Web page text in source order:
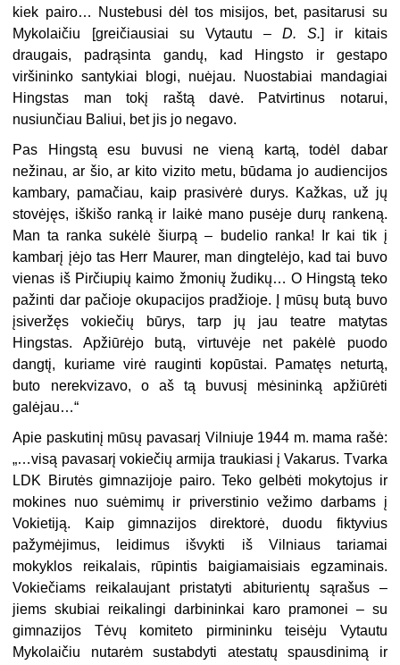
kiek pairo… Nustebusi dėl tos misijos, bet, pasitarusi su
Mykolaičiu [greičiausiai su Vytautu –D. S. ] ir kitais
draugais, padrąsinta gandų, kad Hingsto ir gestapo
viršininko santykiai blogi, nuėjau. Nuostabiai mandagiai
Hingstas man tokį raštą davė. Patvirtinus notarui,
nusiunčiau Baliui, bet jis jo negavo.
Pas Hingstą esu buvusi ne vieną kartą, todėl dabar
nežinau, ar šio, ar kito vizito metu, būdama jo audiencijos
kambary, pamačiau, kaip prasivėrė durys. Kažkas, už jų
stovėjęs, iškišo ranką ir laikė mano pusėje durų rankeną.
Man ta ranka sukėlė šiurpą – budelio ranka! Ir kai tik į
kambarį įėjo tas Herr Maurer, man dingtelėjo, kad tai buvo
vienas iš Pirčiupių kaimo žmonių žudikų… O Hingstą teko
pažinti dar pačioje okupacijos pradžioje. Į mūsų butą buvo
įsiveržęs vokiečių būrys, tarp jų jau teatre matytas
Hingstas. Apžiūrėjo butą, virtuvėje net pakėlė puodo
dangtį, kuriame virė rauginti kopūstai. Pamatęs neturtą,
buto nerekvizavo, o aš tą buvusį mėsininką apžiūrėti
galėjau…“
Apie paskutinį mūsų pavasarį Vilniuje 1944 m. mama rašė:
„…visą pavasarį vokiečių armija traukiasi į Vakarus. Tvarka
LDK Birutės gimnazijoje pairo. Teko gelbėti mokytojus ir
mokines nuo suėmimų ir priverstinio vežimo darbams į
Vokietiją. Kaip gimnazijos direktorė, duodu fiktyvius
pažymėjimus, leidimus išvykti iš Vilniaus tariamai
mokyklos reikalais, rūpintis baigiamaisiais egzaminais.
Vokiečiams reikalaujant pristatyti abiturientų sąrašus –
jiems skubiai reikalingi darbininkai karo pramonei – su
gimnazijos Tėvų komiteto pirmininku teisėju Vytautu
Mykolaičiu nutarėm sustabdyti atestatų spausdinimą ir